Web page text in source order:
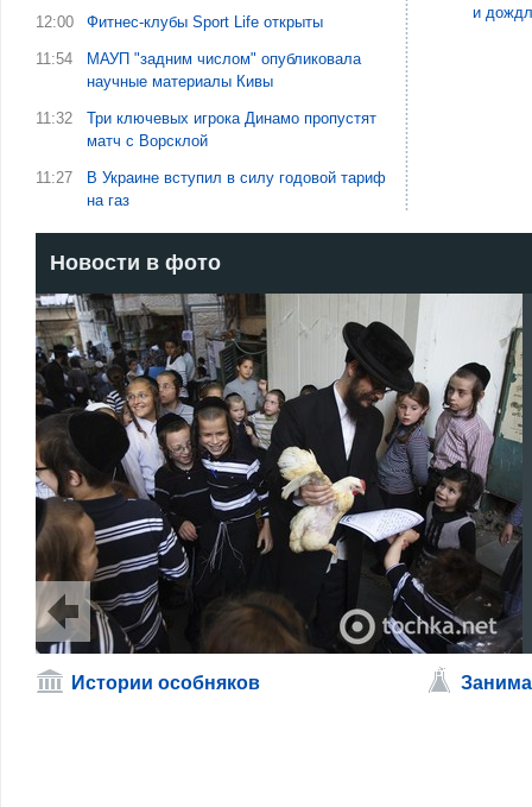
12:00 Фитнес-клубы Sport Life открыты
11:54
МАУП "задним числом" опубликовала
научные материалы Кивы
11:32
Три ключевых игрока Динамо пропустят
матч с Ворсклой
11:27
В Украине вступил в силу годовой тариф
на газ
и
Новости в фото
Истории особняков